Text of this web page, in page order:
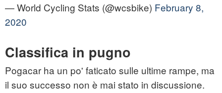
— World Cycling Stats (@wcsbike) February 8,
2020
Classifica in pugno
Pogacar ha un po' faticato sulle ultime rampe, ma
il suo successo non è mai stato in discussione.